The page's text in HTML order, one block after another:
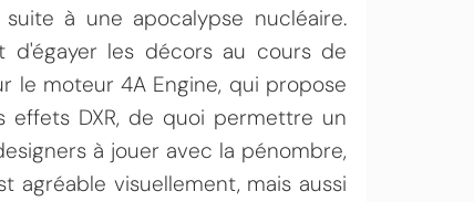
à une apocalypse nucléaire.
d'égayer les décors au cours de
le moteur 4A Engine, qui propose
effets DXR, de quoi permettre un
à jouer avec la pénombre,
agréable visuellement, mais aussi